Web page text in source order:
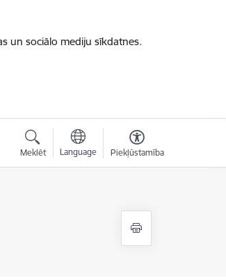
un sociālo mediju sīkdatnes.
Meklēt Language Piekļūstamība